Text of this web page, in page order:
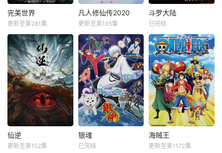
完美世界
更新至第281集
凡人修仙传2020
更新至第185集
斗罗大陆
已完结
仙逆
更新至第152集
银魂
已完结
海贼王
更新至第1172集